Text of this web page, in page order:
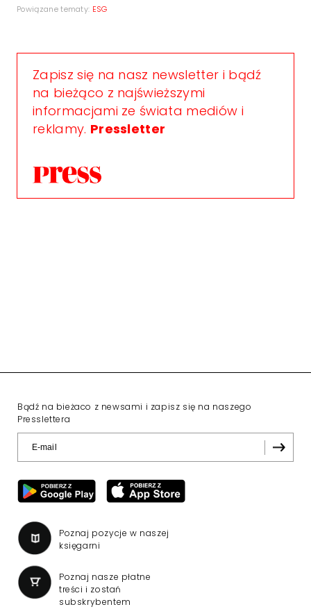
Powiązane tematy: ESG
Zapisz się na nasz newsletter i bądź
na bieżąco z najświeższymi
informacjami ze świata mediów i
reklamy. Pressletter
Bądź na bieżaco z newsami i zapisz się na naszego
Presslettera
Poznaj pozycje w naszej
księgarni
Poznaj nasze płatne
treści i zostań
subskrybentem